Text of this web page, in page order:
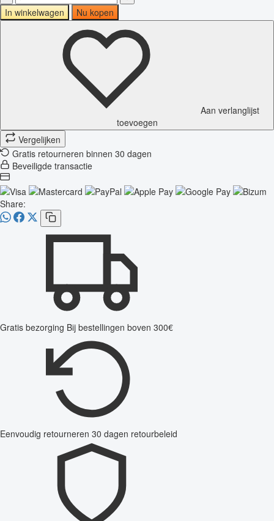
In winkelwagen
Nu kopen
Aan verlanglijst
toevoegen
Vergelijken
Gratis retourneren binnen 30 dagen
Beveiligde transactie
Share:
Gratis bezorging Bij bestellingen boven 300€
Eenvoudig retourneren 30 dagen retourbeleid